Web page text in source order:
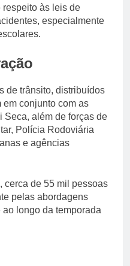
respeito às leis de
especialmente
de trânsito, distribuídos
em conjunto com as
Seca, além de forças de
Polícia Rodoviária
e agências
cerca de 55 mil pessoas
pelas abordagens
longo da temporada